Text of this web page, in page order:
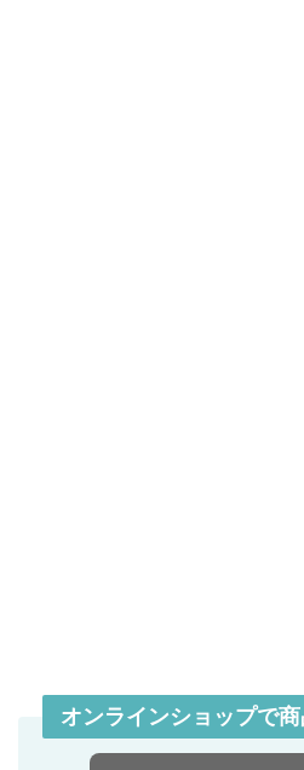
オンラインショップで